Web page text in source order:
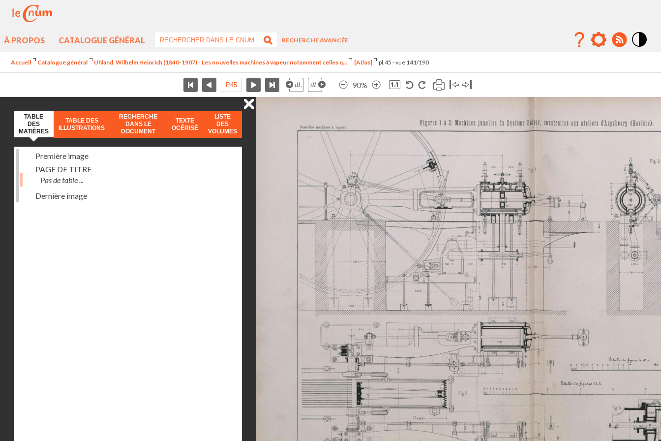
À PROPOS CATALOGUE GÉNÉRAL
RECHERCHE AVANCÉE
Accueil Catalogue général Uhland, Wilhelm Heinrich (1840-1907) - Les nouvelles machines à vapeur notamment celles q... [Atlas] pl.45 - vue 141/190
90%
TABLE
DES
MATIÈRES
TABLE DES
ILLUSTRATIONS
RECHERCHE
DANS LE
DOCUMENT
TEXTE
OCÉRISÉ
LISTE
DES
VOLUMES
Première image
PAGE DE TITRE
Pas de table ...
Dernière image